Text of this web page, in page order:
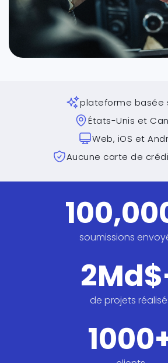
plateforme basée
États-Unis et
Web, iOS et
Aucune carte de
soumissions
2
de projets
1000